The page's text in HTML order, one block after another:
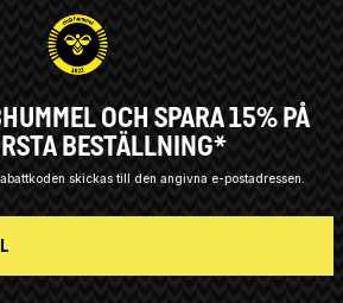
OCH SPARA 15% PÅ
BESTÄLLNING*
skickas till den angivna e-postadressen.